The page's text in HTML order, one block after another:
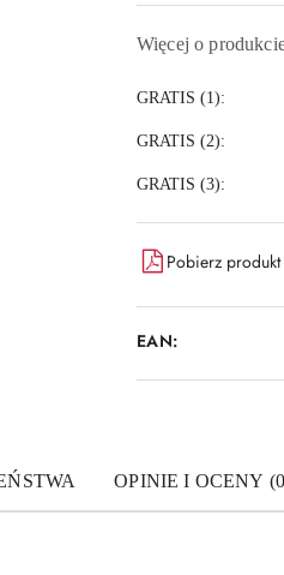
Więcej o
GRATIS (1):
GRATIS (2):
GRATIS (3):
Pobierz
EAN:
OPINIE I OCENY